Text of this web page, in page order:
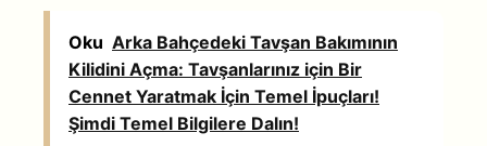
Oku Arka Bahçedeki Tavşan Bakımının
Kilidini Açma: Tavşanlarınız için Bir
Cennet Yaratmak İçin Temel İpuçları!
Şimdi Temel Bilgilere Dalın!